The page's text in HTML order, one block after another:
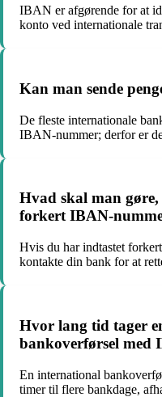
IBAN er afgørende for at
konto ved internationale
Kan man sende
De fleste internationale
IBAN-nummer; derfor er
Hvad skal man
forkert IBAN-
Hvis du har indtastet
kontakte din bank for at
Hvor lang tid tager
bankoverførsel med
En international
timer til flere bankdage,